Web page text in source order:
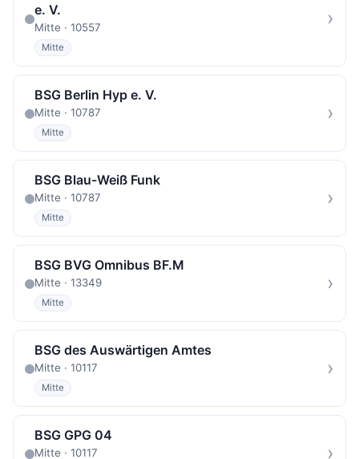
e. V.
Mitte · 10557
Mitte
›
BSG Berlin Hyp e. V.
Mitte · 10787
Mitte
›
BSG Blau-Weiß Funk
Mitte · 10787
Mitte
›
BSG BVG Omnibus BF.M
Mitte · 13349
Mitte
›
BSG des Auswärtigen Amtes
Mitte · 10117
Mitte
›
BSG GPG 04
Mitte · 10117 ›